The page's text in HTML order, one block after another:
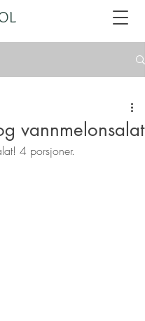
vannmelonsalat
4 porsjoner.